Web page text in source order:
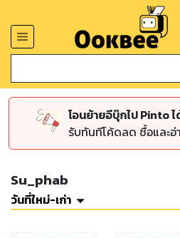
โอนย้ายอีบุ๊กไป Pinto
รับทันทีโค้ดลด ซื้อและ
Su_phab
วันที่ใหม่-เก่า